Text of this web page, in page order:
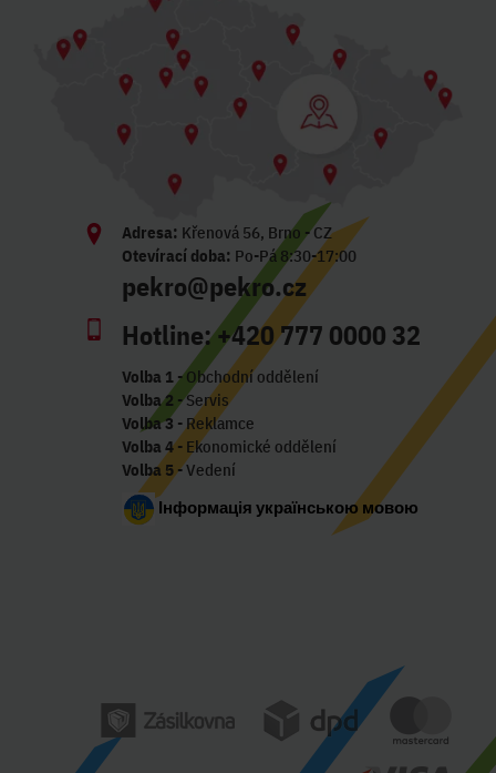
Adresa: Křenová 56, Brno - CZ
Otevírací doba: Po-Pá 8:30-17:00
pekro@pekro.cz
Hotline:+420 777 0000 32
Volba 1- Obchodní oddělení
Volba 2 - Servis
Volba 3 - Reklamce
Volba 4- Ekonomické oddělení
Volba 5- Vedení
Інформація українською мовою